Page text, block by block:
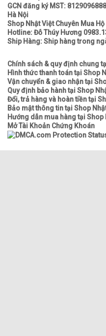
GCN đăng ký MST:
Hà Nội
Shop Nhật Việt Chuyên Mua
Hotline: Đỗ Thúy Hương
Ship Hàng: Ship hàng trong
Chính sách & quy định chung
Hình thức thanh toán tại Shop
Vận chuyển & giao nhận tại
Quy định bảo hành tại Shop
Đổi, trả hàng và hoàn tiền tại
Bảo mật thông tin tại Shop
Hướng dẫn mua hàng tại Shop
Mở Tài Khoản Chứng Khoán